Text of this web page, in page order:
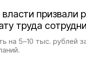
призвали
труда
на 5–10 тыс. рублей